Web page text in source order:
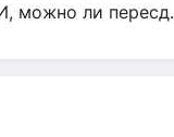
можно ли